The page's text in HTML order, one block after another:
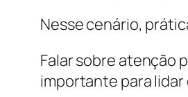
Nesse cenário,
Falar sobre atenção
importante para lidar